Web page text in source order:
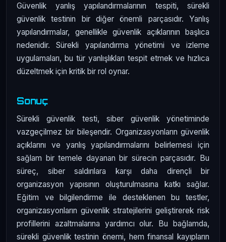
Güvenlik yanlış yapılandırmalarının tespiti, sürekli
güvenlik testinin bir diğer önemli parçasıdır. Yanlış
yapılandırmalar, genellikle güvenlik açıklarının başlıca
nedenidir. Sürekli yapılandırma yönetimi ve izleme
uygulamaları, bu tür yanlışlıkları tespit etmek ve hızlıca
düzeltmek için kritik bir rol oynar.
Sonuç
Sürekli güvenlik testi, siber güvenlik yönetiminde
vazgeçilmez bir bileşendir. Organizasyonların güvenlik
açıklarını ve yanlış yapılandırmalarını belirlemesi için
sağlam bir temele dayanan bir sürecin parçasıdır. Bu
süreç, siber saldırılara karşı daha dirençli bir
organizasyon yapısının oluşturulmasına katkı sağlar.
Eğitim ve bilgilendirme ile desteklenen bu testler,
organizasyonların güvenlik stratejilerini geliştirerek risk
profillerini azaltmalarına yardımcı olur. Bu bağlamda,
sürekli güvenlik testinin önemi, hem finansal kayıpların